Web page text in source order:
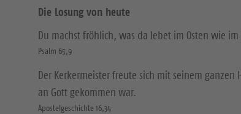
Die Losung von heute
Du machst fröhlich, was da lebet im Osten wie im
Psalm 65,9
Der Kerkermeister freute sich mit seinem ganzen
an Gott gekommen war.
Apostelgeschichte 16,34